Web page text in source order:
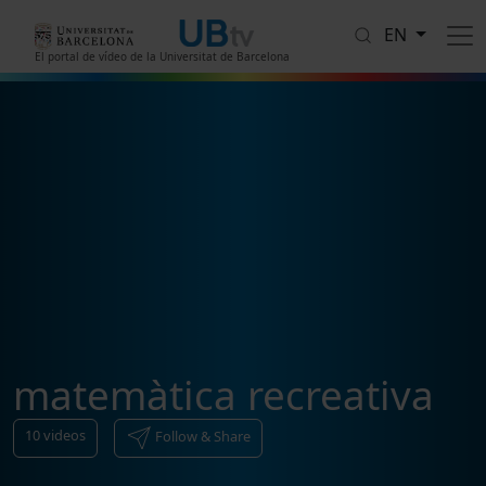
El portal de vídeo de la Universitat de Barcelona
EN
matemàtica recreativa
10videos Follow & Share